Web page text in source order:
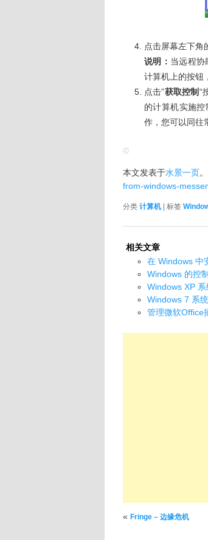
点击屏幕左下角
说明： 当远程协
计算机上的按钮
点击”获取控制 “
的计算机实施
作，您可以同往
©
本文发表于水景一页
from-windows-
分类 计算机| 标签
相关文章
在 Windows 中
Windows 的控
Windows XP
Windows 7 系
管理微软Office
文章导航
« Fringe – 边缘危机